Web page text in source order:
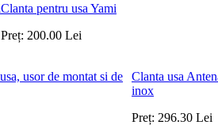
Clanta pentru usa Yami
Preț: 200.00 Lei
Clanta usa
inox
Preț: 296.30 Lei